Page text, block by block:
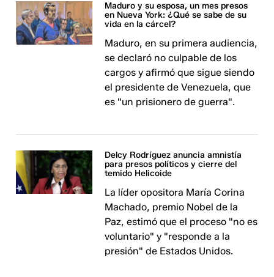
Maduro y su esposa, un mes presos
en Nueva York: ¿Qué se sabe de su
vida en la cárcel?
Maduro, en su primera audiencia,
se declaró no culpable de los
cargos y afirmó que sigue siendo
el presidente de Venezuela, que
es "un prisionero de guerra".
Delcy Rodríguez anuncia amnistía
para presos políticos y cierre del
temido Helicoide
La líder opositora María Corina
Machado, premio Nobel de la
Paz, estimó que el proceso "no es
voluntario" y "responde a la
presión" de Estados Unidos.